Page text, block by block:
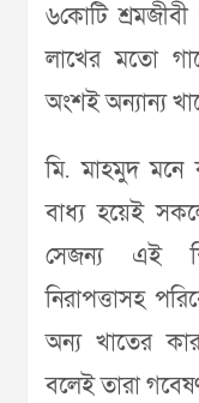
৬কোটি
লাখের মতো
অংশই অন্যান্য
মি. মাহমুদ মনে
বাধ্য হয়েই
সেজন্য এই
নিরাপত্তাসহ
অন্য খাতের
বলেই তারা